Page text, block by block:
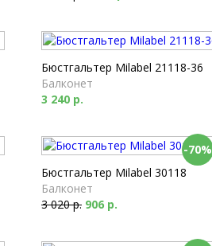
Бюстгальтер Milabel 21118-36
Балконет
3 240 р.
-70%
Бюстгальтер Milabel 30118
Балконет
3 020 р. 906 р.